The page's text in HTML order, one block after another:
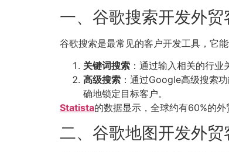
一、谷歌搜索开发外贸
谷歌搜索是最常见的客户开发工具，它
关键词搜索 ：通过输入相关的行
高级搜索 ：通过Google高级搜索
确地锁定目标客户。
Statista的数据显示，全球约有60%的
二、谷歌地图开发外贸